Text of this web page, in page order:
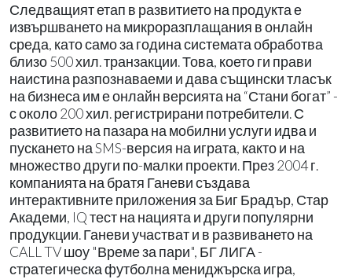
Следващият етап в развитието на продукта е
извършването на микроразплащания в онлайн
среда, като само за година системата обработва
близо 500 хил. транзакции. Това, което ги прави
наистина разпознаваеми и дава същински тласък
на бизнеса им е онлайн версията на “Стани богат” -
с около 200 хил. регистрирани потребители. С
развитието на пазара на мобилни услуги идва и
пускането на SMS-версия на играта, както и на
множество други по-малки проекти. През 2004 г.
компанията на братя Ганеви създава
интерактивните приложения за Биг Брадър, Стар
Академи, IQ тест на нацията и други популярни
продукции. Ганеви участват и в развиването на
CALL TV шоу "Време за пари", БГ ЛИГА -
стратегическа футболна мениджърска игра,